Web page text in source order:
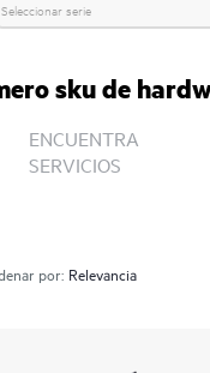
sku de
ENCUENTRA
SERVICIOS
por: